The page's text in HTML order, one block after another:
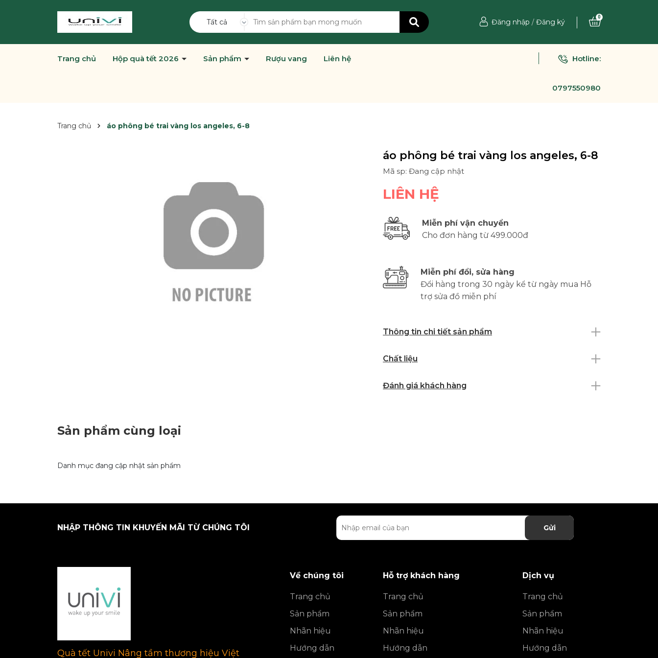
Tất cả Đăng nhập / Đăng ký
0
Trang chủ Hộp quà tết 2026 Sản phẩm Rượu vang Liên hệ Hotline:
0797550980
Trang chủ áo phông bé trai vàng los angeles, 6-8
áo phông bé trai vàng los angeles, 6-8
Mã sp: Đang cập nhật
LIÊN HỆ
Miễn phí vận chuyển
Cho đơn hàng từ 499.000đ
Miễn phí đổi, sửa hàng
Đổi hàng trong 30 ngày kể từ ngày mua Hỗ
trợ sửa đồ miễn phí
Thông tin chi tiết sản phẩm
Chất liệu
Đánh giá khách hàng
Sản phẩm cùng loại
Danh mục đang cập nhật sản phẩm
NHẬP THÔNG TIN KHUYẾN MÃI TỪ CHÚNG TÔI Gửi
Quà tết Univi Nâng tầm thương hiệu Việt
Về chúng tôi
Trang chủ
Sản phẩm
Nhãn hiệu
Hướng dẫn
Hỗ trợ khách hàng
Trang chủ
Sản phẩm
Nhãn hiệu
Hướng dẫn
Dịch vụ
Trang chủ
Sản phẩm
Nhãn hiệu
Hướng dẫn